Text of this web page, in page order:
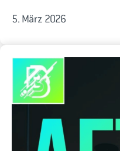
5. März 2026